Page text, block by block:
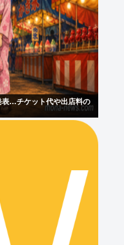
表…チケット代や出店料の